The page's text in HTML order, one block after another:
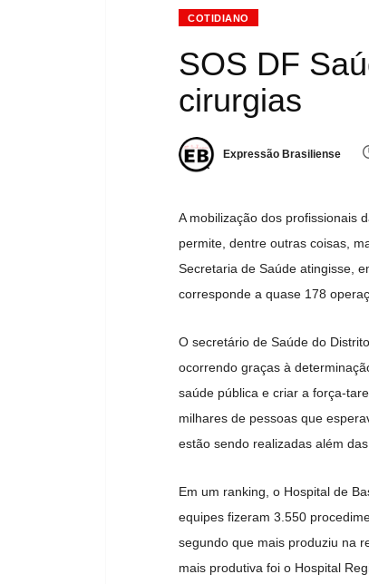
COTIDIANO
SOS DF
cirurgias
Expressão Brasiliense
A mobilização dos profissionais
permite, dentre outras coisas,
Secretaria de Saúde atingisse,
corresponde a quase 178
O secretário de Saúde do
ocorrendo graças à
saúde pública e criar a força-
milhares de pessoas que
estão sendo realizadas além
Em um ranking, o Hospital de
equipes fizeram 3.550
segundo que mais produziu na
mais produtiva foi o Hospital